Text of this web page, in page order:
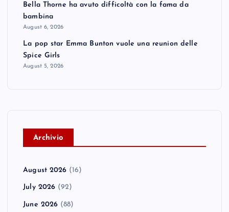
Bella Thorne ha avuto difficoltà con la fama da
bambina
August 6, 2026
La pop star Emma Bunton vuole una reunion delle
Spice Girls
August 5, 2026
Archivio
August 2026 (16)
July 2026 (92)
June 2026 (88)